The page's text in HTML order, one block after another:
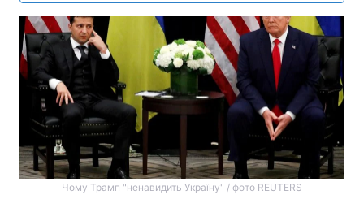
Чому Трамп "ненавидить Україну" / фото REUTERS